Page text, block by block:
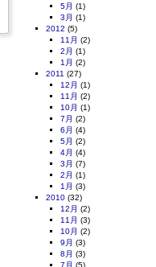
5月 (1)
3月 (1)
2012 (5)
11月 (2)
2月 (1)
1月 (2)
2011 (27)
12月 (1)
11月 (2)
10月 (1)
7月 (2)
6月 (4)
5月 (2)
4月 (4)
3月 (7)
2月 (1)
1月 (3)
2010 (32)
12月 (2)
11月 (3)
10月 (2)
9月 (3)
8月 (3)
7月 (5)